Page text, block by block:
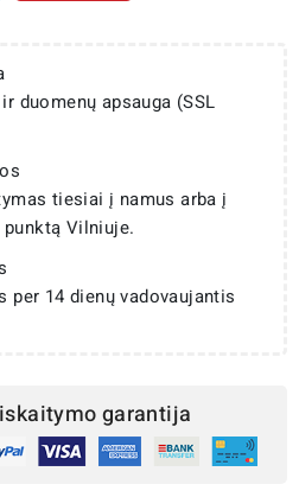
duomenų apsauga (SSL
tiesiai į namus arba į
Vilniuje.
per 14 dienų vadovaujantis
garantija